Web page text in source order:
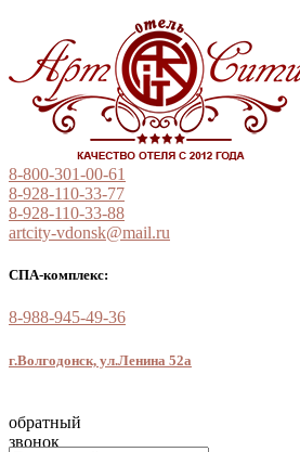
8-800-301-00-61
8-928-110-33-77
8-928-110-33-88
artcity-vdonsk@mail.ru
СПА-комплекс:
8-988-945-49-36
г.Волгодонск, ул.Ленина 52а
обратный
звонок